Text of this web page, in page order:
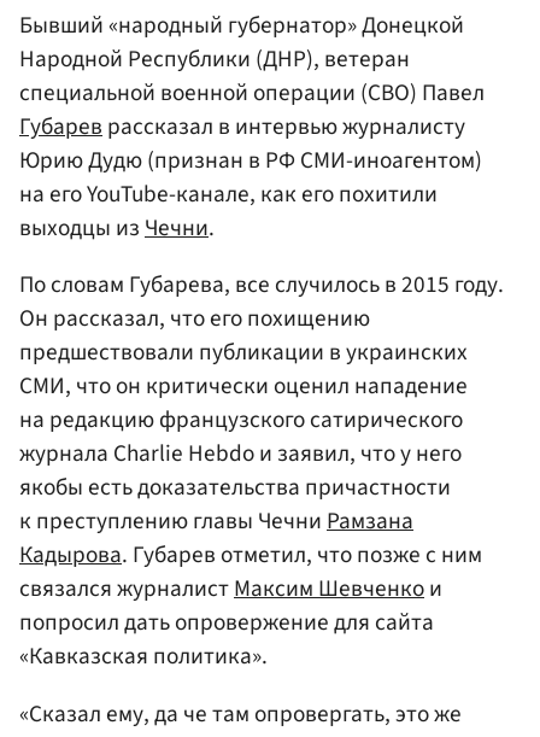
Бывший «народный губернатор» Донецкой
Народной Республики (ДНР), ветеран
специальной военной операции (СВО) Павел
Губареврассказал в интервью журналисту
Юрию Дудю (признан в РФ СМИ-иноагентом)
на его YouTube-канале, как его похитили
выходцы изЧечни.
По словам Губарева, все случилось в 2015 году.
Он рассказал, что его похищению
предшествовали публикации в украинских
СМИ, что он критически оценил нападение
на редакцию французского сатирического
журнала Charlie Hebdo и заявил, что у него
якобы есть доказательства причастности
к преступлению главы ЧечниРамзана
Кадырова. Губарев отметил, что позже с ним
связался журналистМаксим Шевченкои
попросил дать опровержение для сайта
«Кавказская политика».
«Сказал ему, да че там опровергать, это же